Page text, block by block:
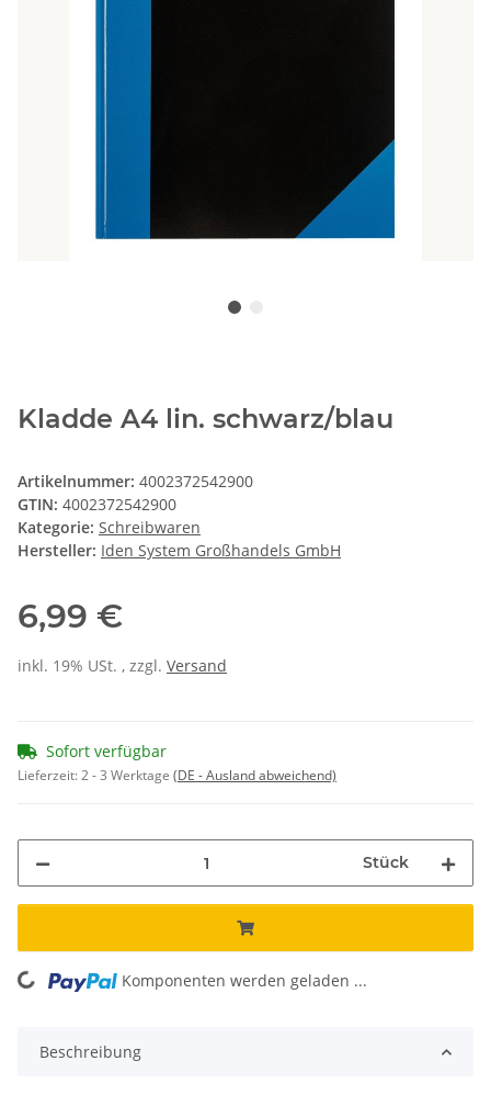
Kladde A4 lin. schwarz/blau
Artikelnummer: 4002372542900
GTIN: 4002372542900
Kategorie: Schreibwaren
Hersteller: Iden System Großhandels GmbH
6,99 €
inkl. 19% USt. , zzgl. Versand
Sofort verfügbar
Lieferzeit:2 - 3 Werktage (DE - Ausland abweichend)
Stück
Komponenten werden geladen ...
Beschreibung